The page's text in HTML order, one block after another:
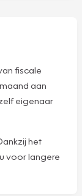
fiscale
aan
eigenaar
het
voor langere